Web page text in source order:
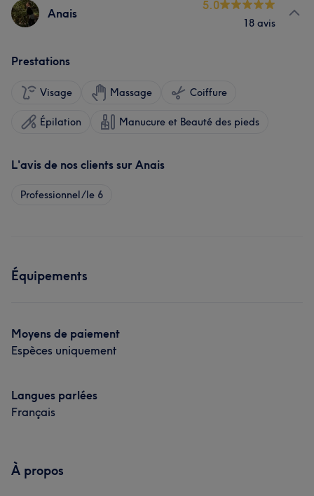
Anais
5.0
18 avis
Prestations
Visage Massage Coiffure
Épilation Manucure et Beauté des pieds
L'avis de nos clients sur Anais
Professionnel/le 6
Équipements
Moyens de paiement
Espèces uniquement
Langues parlées
Français
À propos